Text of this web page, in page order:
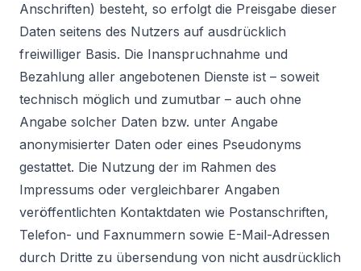
Anschriften) besteht, so erfolgt die Preisgabe dieser
Daten seitens des Nutzers auf ausdrücklich
freiwilliger Basis. Die Inanspruchnahme und
Bezahlung aller angebotenen Dienste ist – soweit
technisch möglich und zumutbar – auch ohne
Angabe solcher Daten bzw. unter Angabe
anonymisierter Daten oder eines Pseudonyms
gestattet. Die Nutzung der im Rahmen des
Impressums oder vergleichbarer Angaben
veröffentlichten Kontaktdaten wie Postanschriften,
Telefon- und Faxnummern sowie E-Mail-Adressen
durch Dritte zu übersendung von nicht ausdrücklich